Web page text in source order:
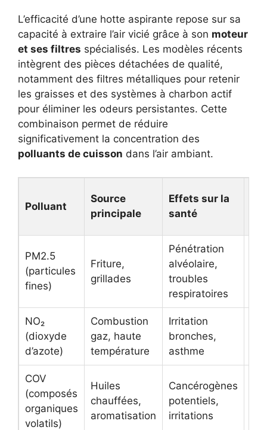
L’efficacité d’une hotte aspirante repose sur sa
capacité à extraire l’air vicié grâce à son moteur
et ses filtres spécialisés. Les modèles récents
intègrent des pièces détachées de qualité,
notamment des filtres métalliques pour retenir
les graisses et des systèmes à charbon actif
pour éliminer les odeurs persistantes. Cette
combinaison permet de réduire
significativement la concentration des
polluants de cuisson dans l’air ambiant.
Polluant
Source
principale
Effets sur la
santé
PM2.5
(particules
fines)
Friture,
grillades
Pénétration
alvéolaire,
troubles
respiratoires
NO₂
(dioxyde
d’azote)
Combustion
gaz, haute
température
Irritation
bronches,
asthme
COV
(composés
organiques
volatils)
Huiles
chauffées,
aromatisation
Cancérogènes
potentiels,
irritations